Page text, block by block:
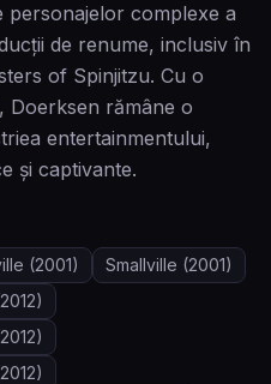
complexe a
de renume, inclusiv în
of Spinjitzu. Cu o
Doerksen rămâne o
entertainmentului,
și captivante.
(2001) Smallville (2001)